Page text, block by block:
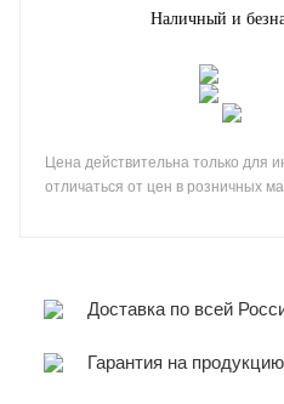
Наличный и
Цена действительна только для
отличаться от цен в розничных
Доставка по всей
Гарантия на